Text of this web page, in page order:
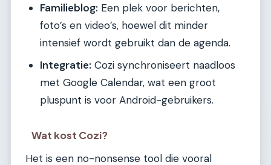
Familieblog: Een plek voor berichten,
foto’s en video’s, hoewel dit minder
intensief wordt gebruikt dan de agenda.
Integratie: Cozi synchroniseert naadloos
met Google Calendar, wat een groot
pluspunt is voor Android-gebruikers.
Wat kost Cozi?
Het is een no-nonsense tool die vooral